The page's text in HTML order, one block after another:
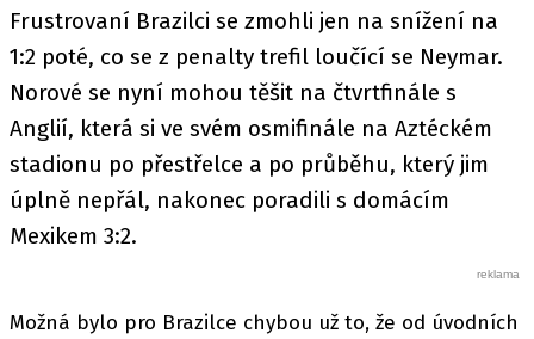
Frustrovaní Brazilci se zmohli jen na snížení na
1:2 poté, co se z penalty trefil loučící se Neymar.
Norové se nyní mohou těšit na čtvrtfinále s
Anglií, která si ve svém osmifinále na Aztéckém
stadionu po přestřelce a po průběhu, který jim
úplně nepřál, nakonec poradili s domácím
Mexikem 3:2.
Možná bylo pro Brazilce chybou už to, že od úvodních